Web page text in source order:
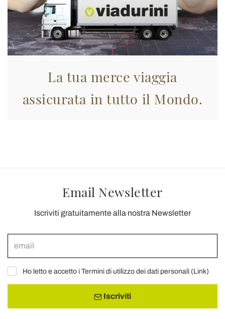
La tua merce viaggia
assicurata in tutto il Mondo.
Email Newsletter
Iscriviti gratuitamente alla nostra Newsletter
Ho letto e accetto i Termini di utilizzo dei dati personali (Link)
Iscriviti